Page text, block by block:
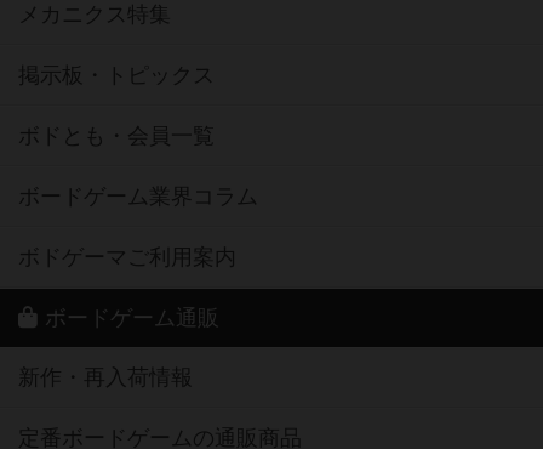
メカニクス特集
掲示板・トピックス
ボドとも・会員一覧
ボードゲーム業界コラム
ボドゲーマご利用案内
ボードゲーム通販
新作・再入荷情報
定番ボードゲームの通販商品